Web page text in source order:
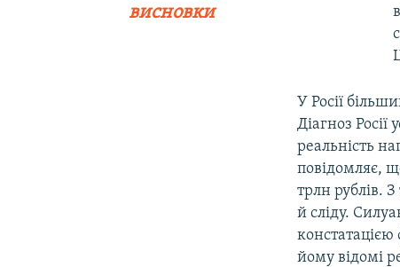
висновки
У Росії
Діагноз
реальність
повідомляє,
трлн рублів.
й сліду.
йому відомі